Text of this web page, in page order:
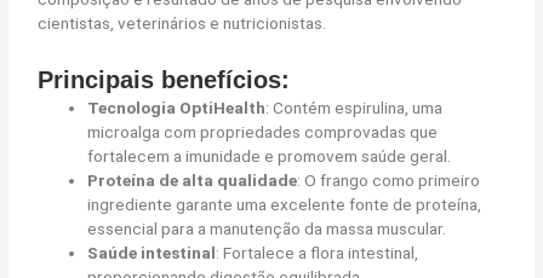
cientistas, veterinários e nutricionistas.
Principais benefícios:
Tecnologia OptiHealth: Contém espirulina, uma
microalga com propriedades comprovadas que
fortalecem a imunidade e promovem saúde geral.
Proteína de alta qualidade: O frango como primeiro
ingrediente garante uma excelente fonte de proteína,
essencial para a manutenção da massa muscular.
Saúde intestinal: Fortalece a flora intestinal,